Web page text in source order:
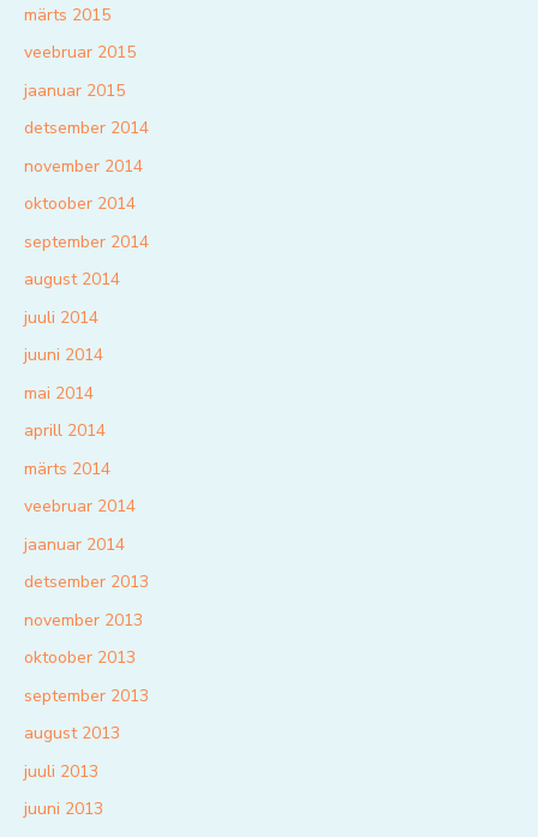
märts 2015
veebruar 2015
jaanuar 2015
detsember 2014
november 2014
oktoober 2014
september 2014
august 2014
juuli 2014
juuni 2014
mai 2014
aprill 2014
märts 2014
veebruar 2014
jaanuar 2014
detsember 2013
november 2013
oktoober 2013
september 2013
august 2013
juuli 2013
juuni 2013